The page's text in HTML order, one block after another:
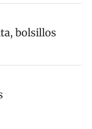
bolsillos